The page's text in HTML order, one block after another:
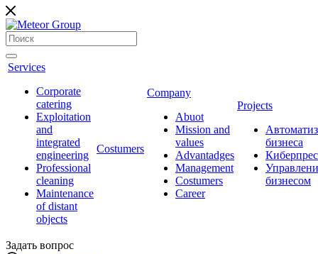
Services
Corporate
catering
Exploitation
and
integrated
engineering
Professional
cleaning
Maintenance
of distant
objects
Сostumers
Company
Abuot
Mission and
values
Advantadges
Management
Costumers
Career
Projects
бизнеса
бизнесом
Задать вопрос